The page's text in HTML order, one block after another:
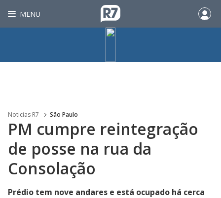
MENU
Noticias R7 São Paulo
PM cumpre reintegração
de posse na rua da
Consolação
Prédio tem nove andares e está ocupado há cerca